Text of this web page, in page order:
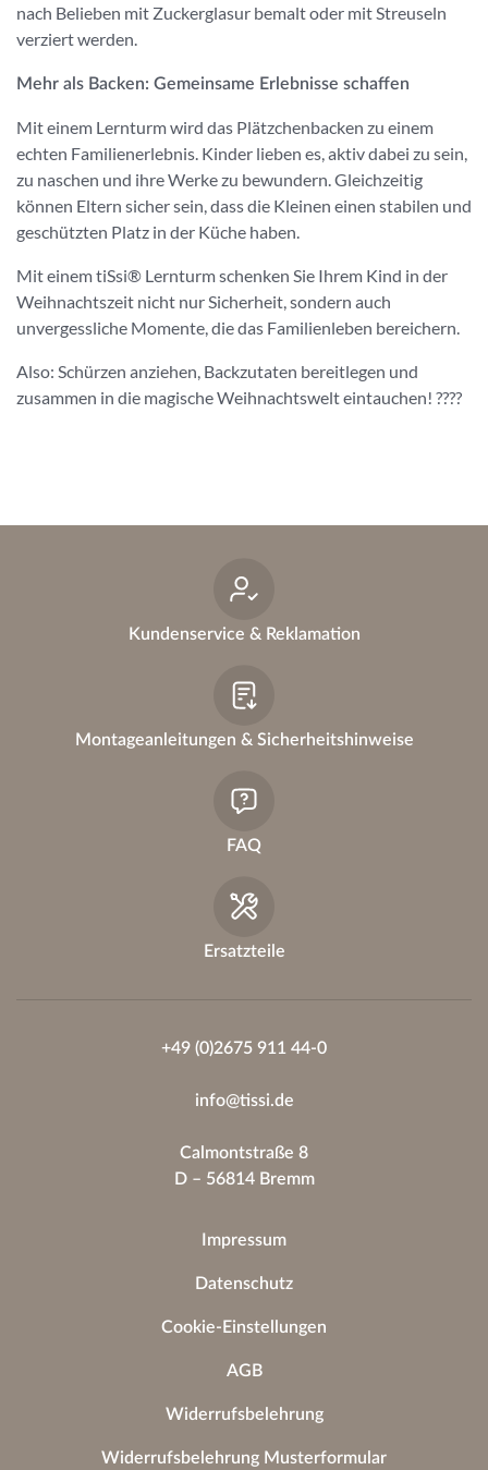
nach Belieben mit Zuckerglasur bemalt oder mit Streuseln
verziert werden.
Mehr als Backen: Gemeinsame Erlebnisse schaffen
Mit einem Lernturm wird das Plätzchenbacken zu einem
echten Familienerlebnis. Kinder lieben es, aktiv dabei zu sein,
zu naschen und ihre Werke zu bewundern. Gleichzeitig
können Eltern sicher sein, dass die Kleinen einen stabilen und
geschützten Platz in der Küche haben.
Mit einem tiSsi® Lernturm schenken Sie Ihrem Kind in der
Weihnachtszeit nicht nur Sicherheit, sondern auch
unvergessliche Momente, die das Familienleben bereichern.
Also: Schürzen anziehen, Backzutaten bereitlegen und
zusammen in die magische Weihnachtswelt eintauchen! ????
Kundenservice & Reklamation
Montageanleitungen & Sicherheitshinweise
FAQ
Ersatzteile
+49 (0)2675 911 44-0
info@tissi.de
Calmontstraße 8
D – 56814 Bremm
Impressum
Datenschutz
Cookie-Einstellungen
AGB
Widerrufsbelehrung
Widerrufsbelehrung Musterformular